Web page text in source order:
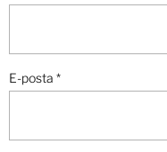
E-posta *